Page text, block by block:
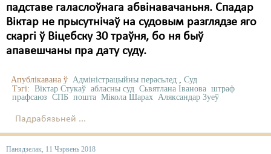
падставе галаслоўнага абвінавачаньня. Спадар
Віктар не прысутнічаў на судовым разглядзе яго
скаргі ў Віцебску 30 траўня, бо ня быў
апавешчаны пра дату суду.
Апублікавана ў Адміністрацыйны перасьлед , Суд
Тэгі: Віктар Стукаў абласны суд Сьвятлана Іванова штраф
прафсаюз СПБ пошта Мікола Шарах Аляксандар Зуеў
Падрабязьней ...
Панядзелак, 11 Чэрвень 2018